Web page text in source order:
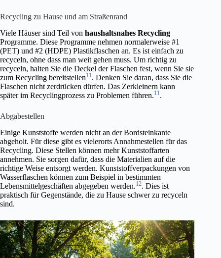
Recycling zu Hause und am Straßenrand
Viele Häuser sind Teil von haushaltsnahes Recycling
Programme. Diese Programme nehmen normalerweise #1
(PET) und #2 (HDPE) Plastikflaschen an. Es ist einfach zu
recyceln, ohne dass man weit gehen muss. Um richtig zu
recyceln, halten Sie die Deckel der Flaschen fest, wenn Sie sie
zum Recycling bereitstellen11. Denken Sie daran, dass Sie die
Flaschen nicht zerdrücken dürfen. Das Zerkleinern kann
später im Recyclingprozess zu Problemen führen.11.
Abgabestellen
Einige Kunststoffe werden nicht an der Bordsteinkante
abgeholt. Für diese gibt es vielerorts Annahmestellen für das
Recycling. Diese Stellen können mehr Kunststoffarten
annehmen. Sie sorgen dafür, dass die Materialien auf die
richtige Weise entsorgt werden. Kunststoffverpackungen von
Wasserflaschen können zum Beispiel in bestimmten
Lebensmittelgeschäften abgegeben werden.12. Dies ist
praktisch für Gegenstände, die zu Hause schwer zu recyceln
sind.